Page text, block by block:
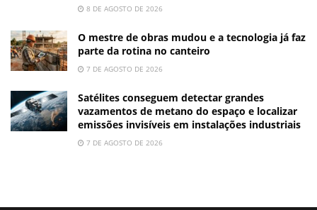
8 DE AGOSTO DE 2026
O mestre de obras mudou e a tecnologia já faz
parte da rotina no canteiro
7 DE AGOSTO DE 2026
Satélites conseguem detectar grandes
vazamentos de metano do espaço e localizar
emissões invisíveis em instalações industriais
7 DE AGOSTO DE 2026